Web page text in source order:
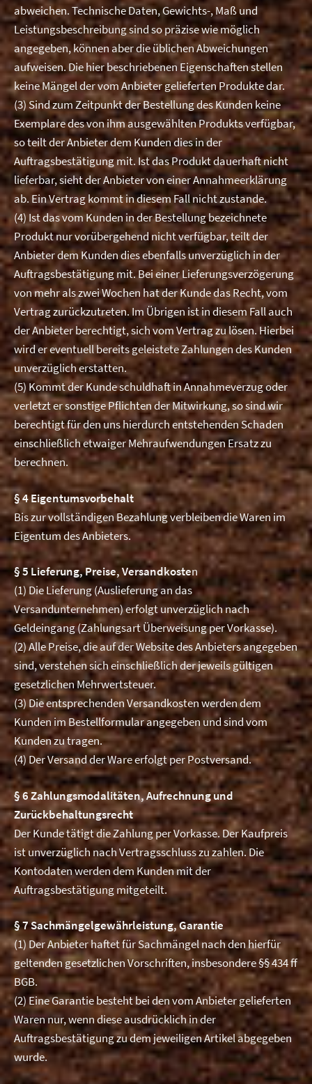
abweichen. Technische Daten, Gewichts-, Maß und
Leistungsbeschreibung sind so präzise wie möglich
angegeben, können aber die üblichen Abweichungen
aufweisen. Die hier beschriebenen Eigenschaften stellen
keine Mängel der vom Anbieter gelieferten Produkte dar.
(3) Sind zum Zeitpunkt der Bestellung des Kunden keine
Exemplare des von ihm ausgewählten Produkts verfügbar,
so teilt der Anbieter dem Kunden dies in der
Auftragsbestätigung mit. Ist das Produkt dauerhaft nicht
lieferbar, sieht der Anbieter von einer Annahmeerklärung
ab. Ein Vertrag kommt in diesem Fall nicht zustande.
(4) Ist das vom Kunden in der Bestellung bezeichnete
Produkt nur vorübergehend nicht verfügbar, teilt der
Anbieter dem Kunden dies ebenfalls unverzüglich in der
Auftragsbestätigung mit. Bei einer Lieferungsverzögerung
von mehr als zwei Wochen hat der Kunde das Recht, vom
Vertrag zurückzutreten. Im Übrigen ist in diesem Fall auch
der Anbieter berechtigt, sich vom Vertrag zu lösen. Hierbei
wird er eventuell bereits geleistete Zahlungen des Kunden
unverzüglich erstatten.
(5) Kommt der Kunde schuldhaft in Annahmeverzug oder
verletzt er sonstige Pflichten der Mitwirkung, so sind wir
berechtigt für den uns hierdurch entstehenden Schaden
einschließlich etwaiger Mehraufwendungen Ersatz zu
berechnen.
§ 4 Eigentumsvorbehalt
Bis zur vollständigen Bezahlung verbleiben die Waren im
Eigentum des Anbieters.
§ 5 Lieferung, Preise, Versandkosten
(1) Die Lieferung (Auslieferung an das
Versandunternehmen) erfolgt unverzüglich nach
Geldeingang (Zahlungsart Überweisung per Vorkasse).
(2) Alle Preise, die auf der Website des Anbieters angegeben
sind, verstehen sich einschließlich der jeweils gültigen
gesetzlichen Mehrwertsteuer.
(3) Die entsprechenden Versandkosten werden dem
Kunden im Bestellformular angegeben und sind vom
Kunden zu tragen.
(4) Der Versand der Ware erfolgt per Postversand.
§ 6 Zahlungsmodalitäten, Aufrechnung und
Zurückbehaltungsrecht
Der Kunde tätigt die Zahlung per Vorkasse. Der Kaufpreis
ist unverzüglich nach Vertragsschluss zu zahlen. Die
Kontodaten werden dem Kunden mit der
Auftragsbestätigung mitgeteilt.
§ 7 Sachmängelgewährleistung, Garantie
(1) Der Anbieter haftet für Sachmängel nach den hierfür
geltenden gesetzlichen Vorschriften, insbesondere §§ 434 ff
BGB.
(2) Eine Garantie besteht bei den vom Anbieter gelieferten
Waren nur, wenn diese ausdrücklich in der
Auftragsbestätigung zu dem jeweiligen Artikel abgegeben
wurde.